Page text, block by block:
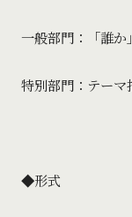
一般部門：「誰
特別部門：テーマ
◆形式